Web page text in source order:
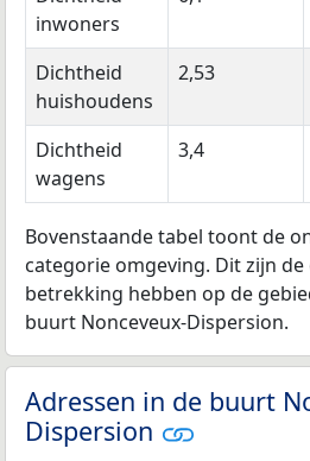
inwoners
Dichtheid
huishoudens
2,53
Dichtheid
wagens
3,4
Bovenstaande tabel toont de
categorie omgeving. Dit zijn
betrekking hebben op de
buurt Nonceveux-Dispersion.
Adressen in de buurt
Dispersion